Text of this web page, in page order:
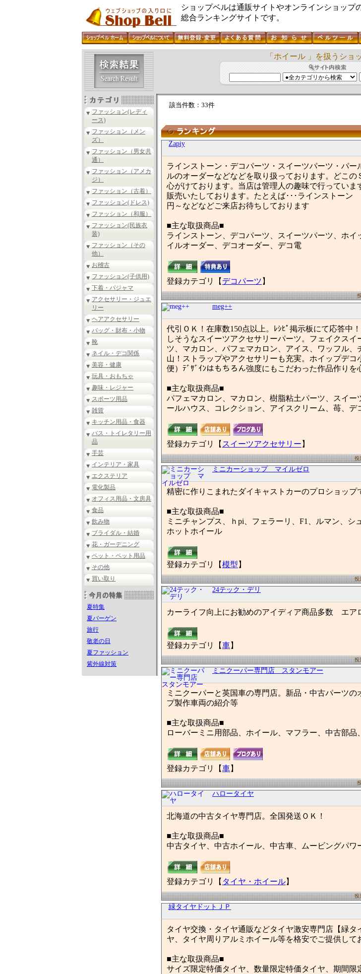
ショップベルは通販サイトやオンラインショップ
総合ランキングサイトです。
ファッション(レディ
ース)
ファッション（メン
ズ）
ファッション（男女共
通）
ファッション（アメカ
ジ）
ファッション（古着）
ファッション(ドレス)
ファッション（和服）
ファッション(民族衣
装)
ファッション（その
他）
お稽古
ファッション(子供用)
下着・パジャマ
アクセサリー・ジュエ
リー
ヘアアクセサリー
バッグ・財布・小物
靴
ネイル・デコ関係
美容・健康
玩具・おもちゃ
趣味・レジャー
スポーツ用品
雑貨
キッチン用品・食器
バス・トイレタリー用
品
手芸
インテリア・家具
エクステリア
電化製品
オフィス用品・文房具
食品
飲み物
ブライダル・結婚
花・ガーデニング
ペット・ペット用品
その他
買い取り
夏特集
夏バーゲン
旅行
敬老の日
夏ファッション
紫外線対策
「ホイール 」を扱うショ
該当件数：33件
Zapiy
ラインストーン・デコパーツ・スイーツパーツ・パー
ルのオーダーなどなどを取り扱っております。どこ
心がけております。当店は管理人の趣味で行ってい
販売いたしております。たとえば･･･ラインストー
円～などなどご来店お待ちしております
■主な取扱商品■
ラインストーン、デコパーツ、スイーツパーツ、ホ
イルオーダー、デコオーダー、デコ電
登録カテゴリ【 デコパーツ 】
meg++
代引ＯＫ！在庫数150点以上。ﾚｼﾋﾟ掲示板にて応答中
しそうなスイーツアクセサリーパーツ。フェイクス
ツ、マカロン、パフェマカロン、アイス、ワッフル
山！ストラップやアクセサリーも充実。ホイップデコ
便）ﾃﾞｻﾞｲﾝはもちろん強度にもこだわった作品作りを
■主な取扱商品■
パフェマカロン、マカロン、樹脂粘土パーツ、スイ
ールハウス、コレクション、アイスクリーム、苺、デ
登録カテゴリ【 スイーツアクセサリー 】
投
ミニカーショップ マイルゼロ
精密に作りこまれたダイキャストカーのプロショップ
■主な取扱商品■
ミニチャンプス、ｈpi、フェラーリ、F1、ルマン、シ
ホットホイール
登録カテゴリ【模型 】
投
24テック・デリ
カーライフ向上にお勧めのアイディア商品多数 エア
登録カテゴリ【車】
投
ミニクーパー専門店 スタンモアー
ミニクーパーと英国車の専門店。新品・中古パーツ
プ製作車両の紹介等
■主な取扱商品■
ローバーミニ用部品、ホイール、マフラー、中古部品
登録カテゴリ【車】
ハロータイヤ
北海道の中古タイヤ専門店。全国発送ＯＫ！
■主な取扱商品■
中古タイヤ、中古ホイール、中古車、ムービングパワ
登録カテゴリ【 タイヤ・ホイール】
投
緑タイヤドットＪＰ
タイヤ交換・タイヤ通販などタイヤ激安専門店【緑
ヤ、タイヤ周りアルミホイール等を格安でご提供して
■主な取扱商品■
サイズ限定特価タイヤ、数量限定特価タイヤ、期間